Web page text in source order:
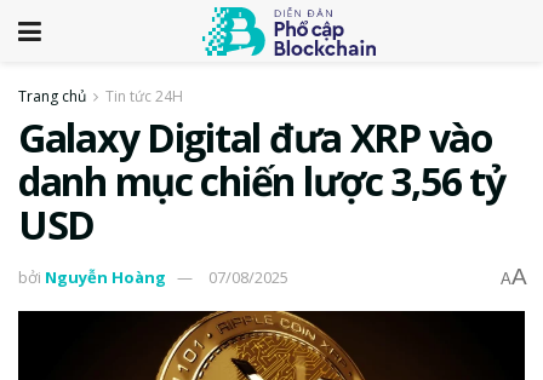
Trang chủ Tin tức 24H
Galaxy Digital đưa XRP vào
danh mục chiến lược 3,56 tỷ
USD
bởi Nguyễn Hoàng 07/08/2025 AA